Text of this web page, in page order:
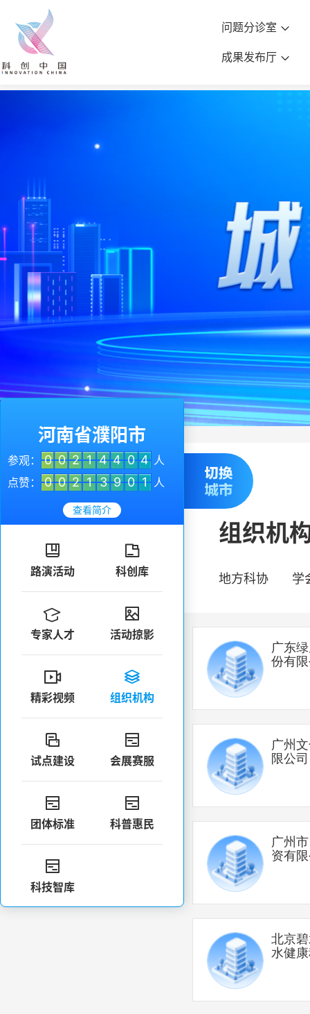
问题分诊室
成果发布厅
组织机
地方科协 学
河南省濮阳市
参观： 0 0 2 1 4 4 0 4 人
点赞：
0 0 2 1 3 9 0 1 人
查看简介

路演活动

科创库

专家人才

活动掠影

精彩视频

组织机构

试点建设

会展赛服

团体标准

科普惠民

科技智库
广东
份有
广州
限公司
广州
资有
北京
水健